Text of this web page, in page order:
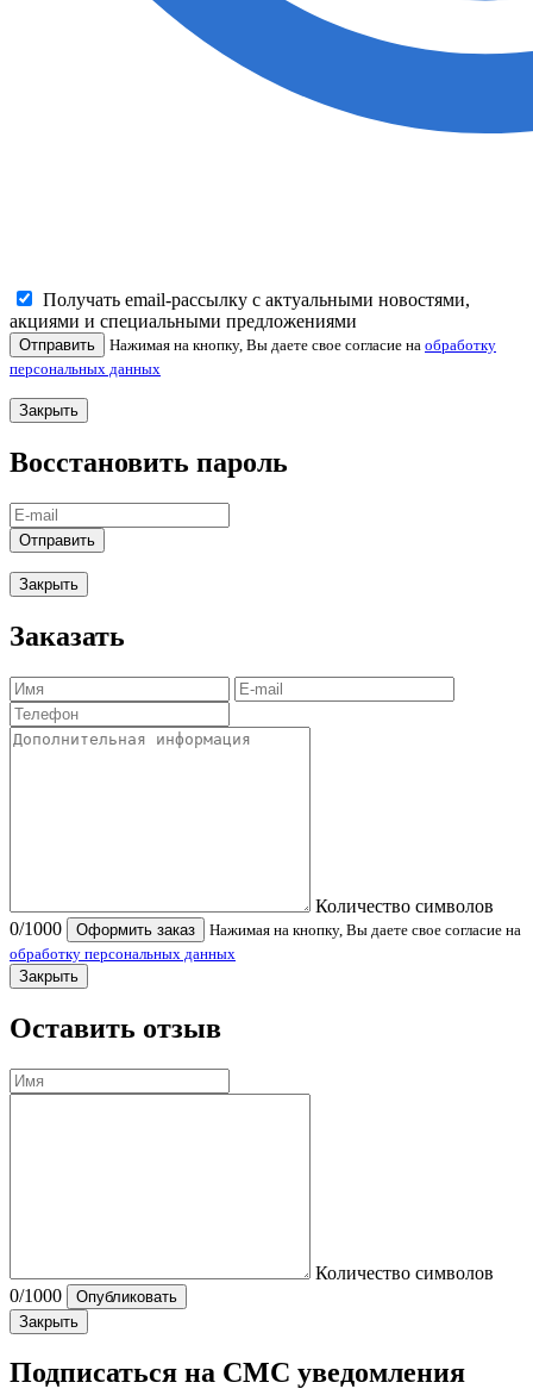
Получать email-рассылку с актуальными новостями,
акциями и специальными предложениями
Отправить Нажимая на кнопку, Вы даете свое согласие на обработку
персональных данных
Закрыть
Восстановить пароль
Отправить
Закрыть
Заказать
Количество символов
0/1000 Оформить заказ
Нажимая на кнопку, Вы даете свое согласие на
обработку персональных данных
Закрыть
Оставить отзыв
Количество символов
0/1000
Опубликовать
Закрыть
Подписаться на СМС уведомления